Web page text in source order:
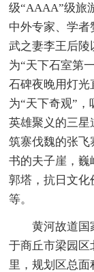
级“AAAA”级旅
中外专家、学者
武之妻李王后
为“天下石室第
石碑夜晚用灯
为“天下奇观”
英雄聚义的三
筑寨伐魏的张飞
书的夫子崖，巍
郭塔，抗日文
等。
黄河故道国家
于商丘市梁园区
里，规划区总面